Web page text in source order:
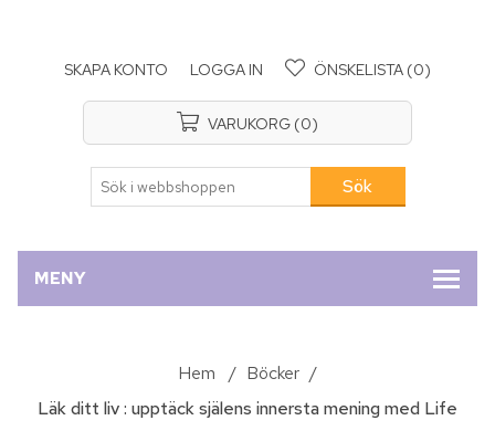
SKAPA KONTO LOGGA IN ÖNSKELISTA (0)
VARUKORG (0)
MENY
Hem / Böcker /
Läk ditt liv : upptäck själens innersta mening med Life